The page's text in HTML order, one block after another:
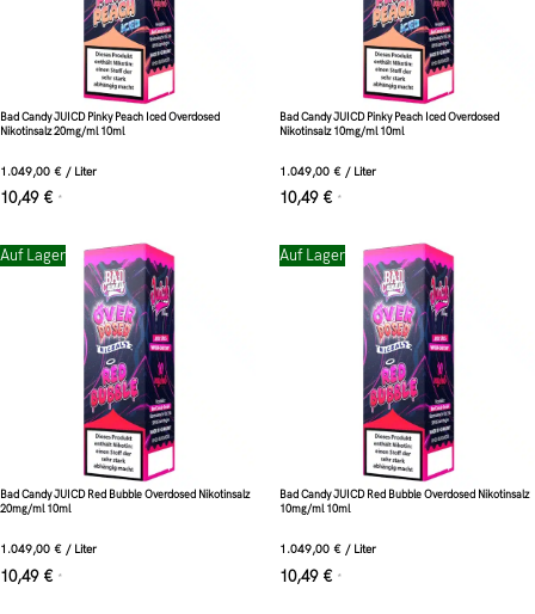
Bad Candy JUICD Pinky Peach Iced Overdosed
Nikotinsalz 20mg/ml 10ml
1.049,00 € / Liter
10,49 € *
Bad Candy JUICD Pinky Peach Iced Overdosed
Nikotinsalz 10mg/ml 10ml
1.049,00 € / Liter
10,49 € *
Auf Lager
Bad Candy JUICD Red Bubble Overdosed Nikotinsalz
20mg/ml 10ml
1.049,00 € / Liter
10,49 € *
Auf Lager
Bad Candy JUICD Red Bubble Overdosed Nikotinsalz
10mg/ml 10ml
1.049,00 € / Liter
10,49 € *